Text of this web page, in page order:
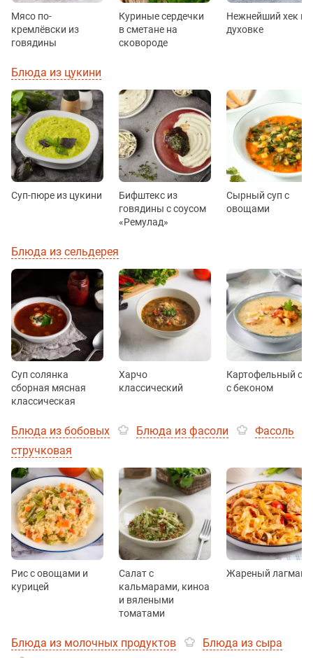
Мясо по-
кремлёвски из
говядины
Куриные сердечки
в сметане на
сковороде
Нежнейший хек в
духовке
Блюда из цукини
Суп-пюре из цукини
Бифштекс из
говядины с соусом
«Ремулад»
Сырный суп с
овощами
Блюда из сельдерея
Суп солянка
сборная мясная
классическая
Харчо
классический
Картофельный суп
с беконом
Блюда из бобовых Блюда из фасоли
Фасоль
стручковая
Рис с овощами и
курицей
Салат с
кальмарами, киноа
и вялеными
томатами
Жареный лагман
Блюда из молочных продуктов
Блюда из сыра